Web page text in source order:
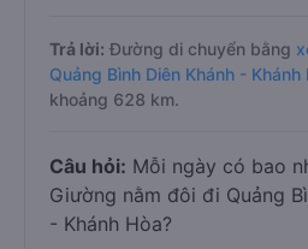
Trả lời: Đường di chuyển bằng
Quảng Bình Diên Khánh - Khánh
khoảng 628 km.
Câu hỏi: Mỗi ngày có bao
Giường nằm đôi đi Quảng
- Khánh Hòa?